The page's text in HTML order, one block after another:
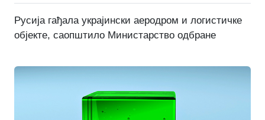
Русија гађала украјински аеродром и логистичке
објекте, саопштило Министарство одбране